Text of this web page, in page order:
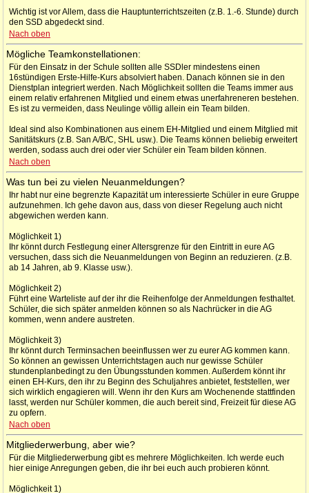
Wichtig ist vor Allem, dass die Hauptunterrichtszeiten (z.B. 1.-6. Stunde) durch
den SSD abgedeckt sind.
Nach oben
Mögliche Teamkonstellationen:
Für den Einsatz in der Schule sollten alle SSDler mindestens einen
16stündigen Erste-Hilfe-Kurs absolviert haben. Danach können sie in den
Dienstplan integriert werden. Nach Möglichkeit sollten die Teams immer aus
einem relativ erfahrenen Mitglied und einem etwas unerfahreneren bestehen.
Es ist zu vermeiden, dass Neulinge völlig allein ein Team bilden.
Ideal sind also Kombinationen aus einem EH-Mitglied und einem Mitglied mit
Sanitätskurs (z.B. San A/B/C, SHL usw.). Die Teams können beliebig erweitert
werden, sodass auch drei oder vier Schüler ein Team bilden können.
Nach oben
Was tun bei zu vielen Neuanmeldungen?
Ihr habt nur eine begrenzte Kapazität um interessierte Schüler in eure Gruppe
aufzunehmen. Ich gehe davon aus, dass von dieser Regelung auch nicht
abgewichen werden kann.
Möglichkeit 1)
Ihr könnt durch Festlegung einer Altersgrenze für den Eintritt in eure AG
versuchen, dass sich die Neuanmeldungen von Beginn an reduzieren. (z.B.
ab 14 Jahren, ab 9. Klasse usw.).
Möglichkeit 2)
Führt eine Warteliste auf der ihr die Reihenfolge der Anmeldungen festhaltet.
Schüler, die sich später anmelden können so als Nachrücker in die AG
kommen, wenn andere austreten.
Möglichkeit 3)
Ihr könnt durch Terminsachen beeinflussen wer zu eurer AG kommen kann.
So können an gewissen Unterrichtstagen auch nur gewisse Schüler
stundenplanbedingt zu den Übungsstunden kommen. Außerdem könnt ihr
einen EH-Kurs, den ihr zu Beginn des Schuljahres anbietet, feststellen, wer
sich wirklich engagieren will. Wenn ihr den Kurs am Wochenende stattfinden
lasst, werden nur Schüler kommen, die auch bereit sind, Freizeit für diese AG
zu opfern.
Nach oben
Mitgliederwerbung, aber wie?
Für die Mitgliederwerbung gibt es mehrere Möglichkeiten. Ich werde euch
hier einige Anregungen geben, die ihr bei euch auch probieren könnt.
Möglichkeit 1)